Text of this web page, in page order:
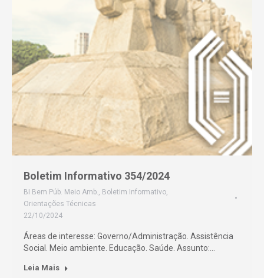
Boletim Informativo 354/2024
BI Bem Púb. Meio Amb., Boletim Informativo,
Orientações Técnicas
22/10/2024
Áreas de interesse: Governo/Administração. Assistência
Social. Meio ambiente. Educação. Saúde. Assunto:…
Leia Mais